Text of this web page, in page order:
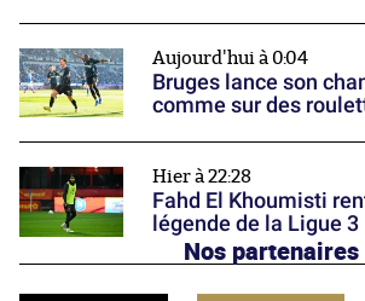
Aujourd'hui à 0:04
Bruges lance son
comme sur des
Hier à 22:28
Fahd El Khoumisti
légende de la Ligue 3
Nos partenaires